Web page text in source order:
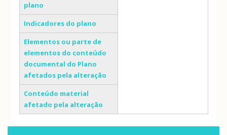
plano
Indicadores do plano
Elementos ou parte de
elementos do conteúdo
documental do Plano
afetados pela alteração
Conteúdo material
afetado pela alteração